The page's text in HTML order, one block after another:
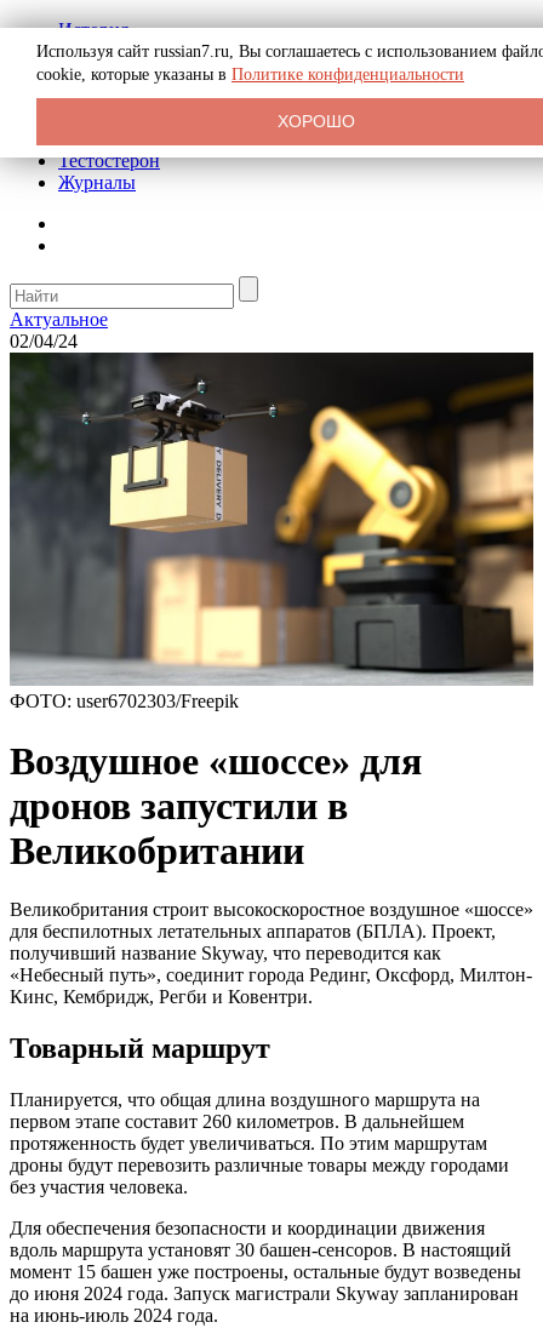
История
Биография
Криминал
Реклама на сайте
Тестостерон
Журналы
Актуальное
02/04/24
ФОТО: user6702303/Freepik
Воздушное «шоссе» для
дронов запустили в
Великобритании
Великобритания строит высокоскоростное воздушное «шоссе»
для беспилотных летательных аппаратов (БПЛА). Проект,
получивший название Skyway, что переводится как
«Небесный путь», соединит города Рединг, Оксфорд, Милтон-
Кинс, Кембридж, Регби и Ковентри.
Товарный маршрут
Планируется, что общая длина воздушного маршрута на
первом этапе составит 260 километров. В дальнейшем
протяженность будет увеличиваться. По этим маршрутам
дроны будут перевозить различные товары между городами
без участия человека.
Для обеспечения безопасности и координации движения
вдоль маршрута установят 30 башен-сенсоров. В настоящий
момент 15 башен уже построены, остальные будут возведены
до июня 2024 года. Запуск магистрали Skyway запланирован
на июнь-июль 2024 года.
Используя сайт russian7.ru, Вы соглашаетесь с использованием
cookie, которые указаны в Политике конфиденциальности
ХОРОШО